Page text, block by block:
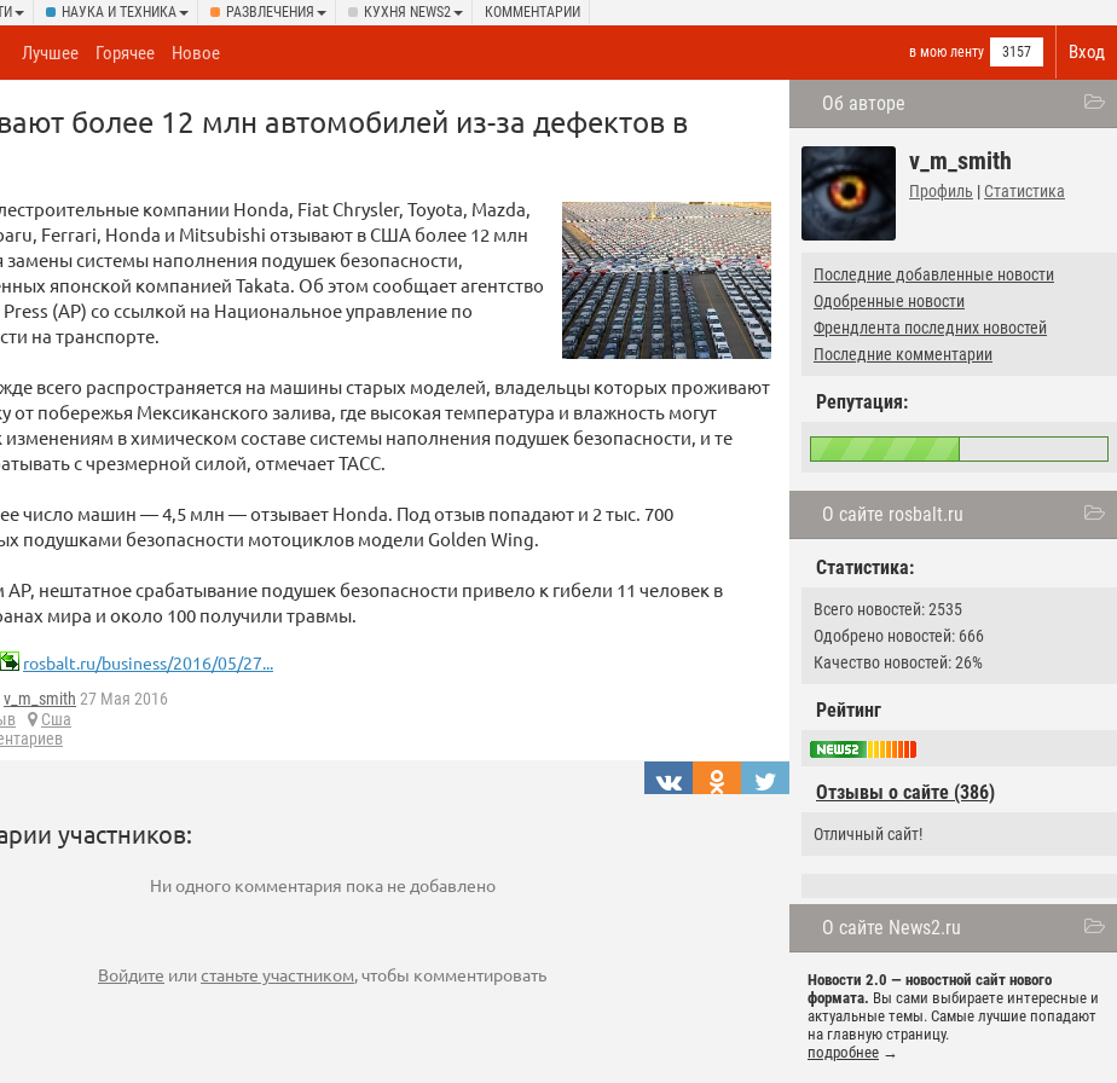
НАУКА И ТЕХНИКА РАЗВЛЕЧЕНИЯ КУХНЯ NEWS2 КОММЕНТАРИИ
Вход
в мою ленту 3157
Лучшее Горячее Новое
Об авторе
v_m_smith
Профиль | Статистика
Последние добавленные новости
Одобренные новости
Френдлента последних новостей
Последние комментарии
Репутация:
О сайте rosbalt.ru
Статистика:
Всего новостей: 2535
Одобрено новостей: 666
Качество новостей: 26%
Рейтинг
Отзывы о сайте (386)
Отличный сайт!
О сайте News2.ru
Новости 2.0 — новостной сайт нового
формата. Вы сами выбираете интересные и
актуальные темы. Самые лучшие попадают
на главную страницу.
подробнее →
более 12 млн автомобилей из-за дефектов в
компании Honda, Fiat Chrysler, Toyota, Mazda,
Ferrari, Honda и Mitsubishi отзывают в США более 12 млн
системы наполнения подушек безопасности,
японской компанией Takata. Об этом сообщает агентство
(AP) со ссылкой на Национальное управление по
на транспорте.
всего распространяется на машины старых моделей, владельцы которых проживают
от побережья Мексиканского залива, где высокая температура и влажность могут
изменениям в химическом составе системы наполнения подушек безопасности, и те
с чрезмерной силой, отмечает ТАСС.
число машин — 4,5 млн — отзывает Honda. Под отзыв попадают и 2 тыс. 700
подушками безопасности мотоциклов модели Golden Wing.
нештатное срабатывание подушек безопасности привело к гибели 11 человек в
мира и около 100 получили травмы.
rosbalt.ru/business/2016/05/27...
v_m_smith 27 Мая 2016
Сша
участников:
Ни одного комментария пока не добавлено
Войдите илистаньте участником, чтобы комментировать